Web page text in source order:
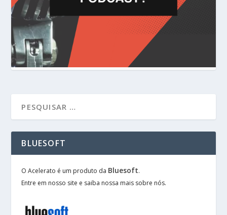
BLUESOFT
O Acelerato é um produto da Bluesoft.
Entre em nosso site e saiba nossa mais sobre nós.